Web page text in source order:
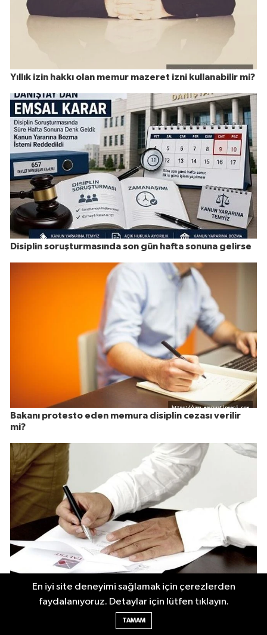
Yıllık izin hakkı olan memur mazeret izni kullanabilir mi?
Disiplin soruşturmasında son gün hafta sonuna gelirse
Bakanı protesto eden memura disiplin cezası verilir
mi?
Disiplin amiri olayın tarafı ise soruşturmacı
görevlendirebilir mi?
En iyi site deneyimi sağlamak için çerezlerden
faydalanıyoruz. Detaylar için lütfen tıklayın.
TAMAM